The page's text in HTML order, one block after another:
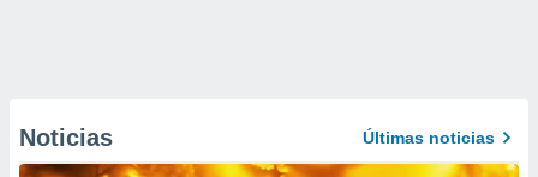
Noticias Últimas noticias